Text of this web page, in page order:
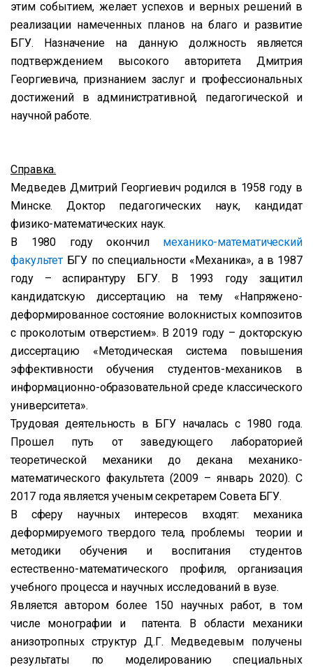
этим событием, желает успехов и верных решений в
реализации намеченных планов на благо и развитие
БГУ. Назначение на данную должность является
подтверждением высокого авторитета Дмитрия
Георгиевича, признанием заслуг и профессиональных
достижений в административной, педагогической и
научной работе.
Справка.
Медведев Дмитрий Георгиевичродился в 1958 году в
Минске. Доктор педагогических наук, кандидат
физико-математических наук.
В 1980 году окончил механико-математический
факультет БГУ по специальности «Механика», а в 1987
году – аспирантуру БГУ. В 1993 году защитил
кандидатскую диссертацию на тему «Напряжено-
деформированное состояние волокнистых композитов
с проколотым отверстием». В 2019 году – докторскую
диссертацию «Методическая система повышения
эффективности обучения студентов-механиков в
информационно-образовательной среде классического
университета».
Трудовая деятельность в БГУ началась с 1980 года.
Прошел путь от заведующего лабораторией
теоретической механики до декана механико-
математического факультета (2009 – январь 2020). С
2017 года является ученым секретарем Совета БГУ.
В сферу научных интересов входят: механика
деформируемого твердого тела, проблемы теории и
методики обучения и воспитания студентов
естественно-математического профиля, организация
учебного процесса и научных исследований в вузе.
Является автором более 150 научных работ, в том
числе монографии и патента. В области механики
анизотропных структур Д.Г. Медведевым получены
результаты по моделированию специальных